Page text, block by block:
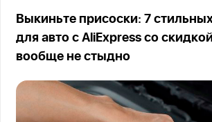
Выкиньте присоски: 7
для авто с AliExpress со
вообще не стыдно